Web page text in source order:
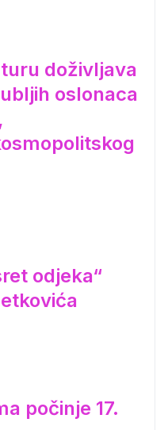
doživljava
oslonaca
odjeka“
počinje 17.